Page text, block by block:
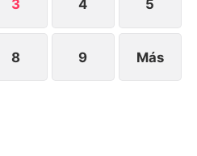
3 4 5
8 9 Más